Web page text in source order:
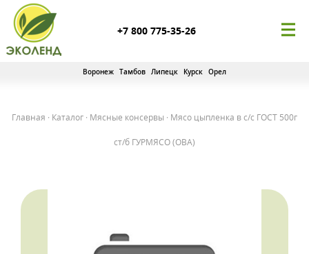
+7 800 775-35-26
Воронеж Тамбов Липецк Курск Орел
Главная · Каталог · Мясные консервы · Мясо цыпленка в с/с ГОСТ 500г
ст/б ГУРМЯСО (ОВА)